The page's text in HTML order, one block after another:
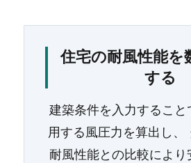
住宅の耐風性能を
する
建築条件を入力すること
用する風圧力を算出し、
耐風性能との比較によ